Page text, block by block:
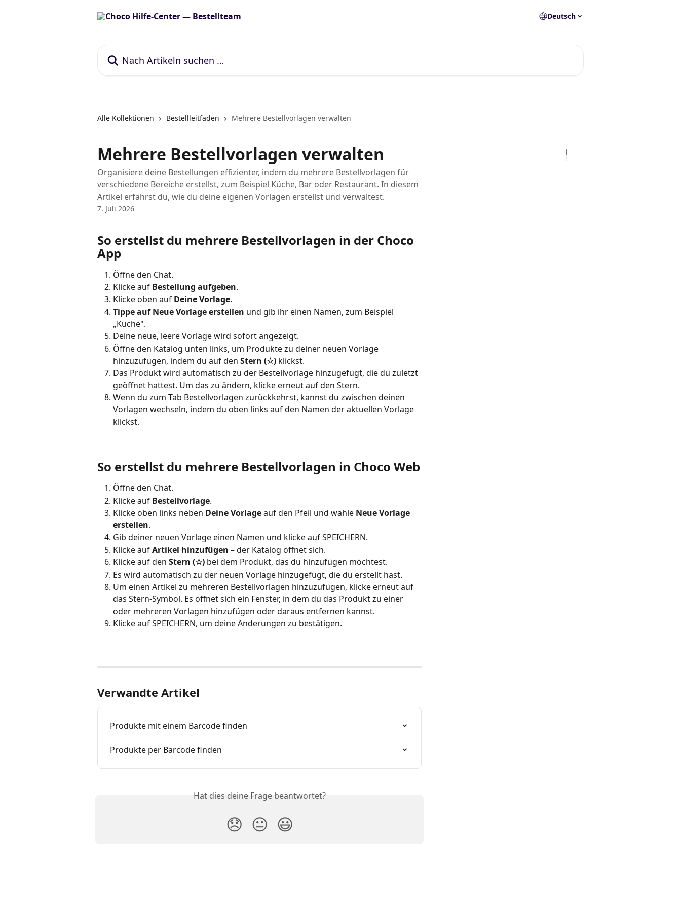
Deutsch
Alle Kollektionen Bestellleitfaden Mehrere Bestellvorlagen verwalten
Mehrere Bestellvorlagen verwalten
Organisiere deine Bestellungen effizienter, indem du mehrere Bestellvorlagen für
verschiedene Bereiche erstellst, zum Beispiel Küche, Bar oder Restaurant. In diesem
Artikel erfährst du, wie du deine eigenen Vorlagen erstellst und verwaltest.
7. Juli 2026
So erstellst du mehrere Bestellvorlagen in der Choco
App
Öffne den Chat.
Klicke auf Bestellung aufgeben.
Klicke oben auf Deine Vorlage.
Tippe auf Neue Vorlage erstellen und gib ihr einen Namen, zum Beispiel
„Küche".
Deine neue, leere Vorlage wird sofort angezeigt.
Öffne den Katalog unten links, um Produkte zu deiner neuen Vorlage
hinzuzufügen, indem du auf den Stern (☆) klickst.
Das Produkt wird automatisch zu der Bestellvorlage hinzugefügt, die du zuletzt
geöffnet hattest. Um das zu ändern, klicke erneut auf den Stern.
Wenn du zum Tab Bestellvorlagen zurückkehrst, kannst du zwischen deinen
Vorlagen wechseln, indem du oben links auf den Namen der aktuellen Vorlage
klickst.
So erstellst du mehrere Bestellvorlagen in Choco Web
Öffne den Chat.
Klicke auf Bestellvorlage.
Klicke oben links neben Deine Vorlage auf den Pfeil und wähle Neue Vorlage
erstellen.
Gib deiner neuen Vorlage einen Namen und klicke auf SPEICHERN.
Klicke auf Artikel hinzufügen – der Katalog öffnet sich.
Klicke auf den Stern (☆) bei dem Produkt, das du hinzufügen möchtest.
Es wird automatisch zu der neuen Vorlage hinzugefügt, die du erstellt hast.
Um einen Artikel zu mehreren Bestellvorlagen hinzuzufügen, klicke erneut auf
das Stern-Symbol. Es öffnet sich ein Fenster, in dem du das Produkt zu einer
oder mehreren Vorlagen hinzufügen oder daraus entfernen kannst.
Klicke auf SPEICHERN, um deine Änderungen zu bestätigen.
Verwandte Artikel
Produkte mit einem Barcode finden
Produkte per Barcode finden
Hat dies deine Frage beantwortet?
😞 😐 😃